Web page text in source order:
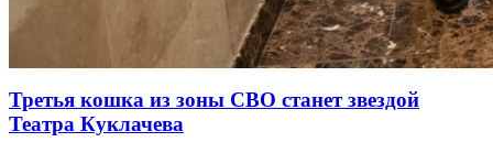
Третья кошка из зоны СВО станет звездой
Театра Куклачева